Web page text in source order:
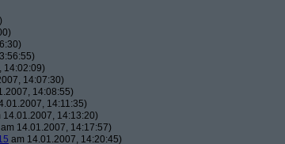
14:02:09)
14:07:30)
14:08:55)
14:11:35)
14.01.2007, 14:13:20)
am 14.01.2007, 14:17:57)
am 14.01.2007, 14:20:45)